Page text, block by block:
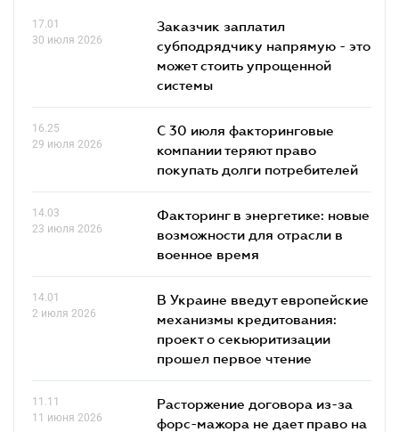
17.01
30 июля 2026
Заказчик заплатил
субподрядчику напрямую - это
может стоить упрощенной
системы
16.25
29 июля 2026
С 30 июля факторинговые
компании теряют право
покупать долги потребителей
14.03
23 июля 2026
Факторинг в энергетике: новые
возможности для отрасли в
военное время
14.01
2 июля 2026
В Украине введут европейские
механизмы кредитования:
проект о секьюритизации
прошел первое чтение
11.11
11 июня 2026
Расторжение договора из-за
форс-мажора не дает право на